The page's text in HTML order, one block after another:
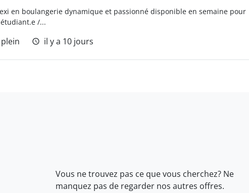
en boulangerie dynamique et passionné disponible en semaine pour
/...
il y a 10 jours
Vous ne trouvez pas ce que vous cherchez? Ne
manquez pas de regarder nos autres offres.